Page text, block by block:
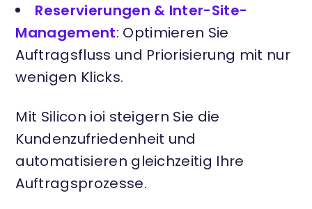
Reservierungen & Inter-Site-
Management: Optimieren Sie
Auftragsfluss und Priorisierung mit nur
wenigen Klicks.
Mit Silicon ioi steigern Sie die
Kundenzufriedenheit und
automatisieren gleichzeitig Ihre
Auftragsprozesse.